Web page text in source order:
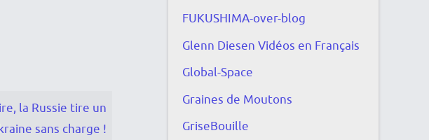
la Russie tire un
sans charge !
FUKUSHIMA-over-blog
Glenn Diesen Vidéos en Français
Global-Space
Graines de Moutons
GriseBouille